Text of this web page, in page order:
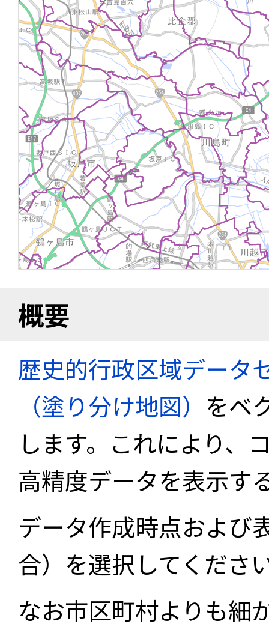
概要
歴史的行政区域データ
（塗り分け地図） をベ
します。これにより、
高精度データを表示す
データ作成時点および
合）を選択してくださ
なお市区町村よりも細